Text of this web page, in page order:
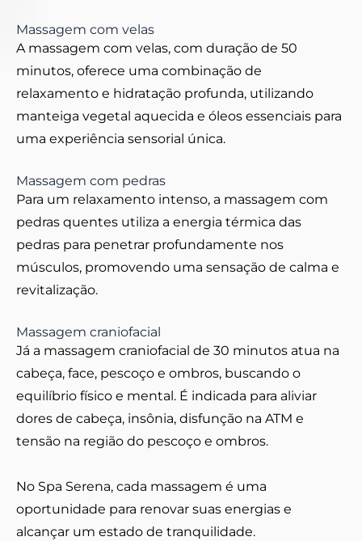
Massagem com velas
A massagem com velas, com duração de 50
minutos, oferece uma combinação de
relaxamento e hidratação profunda, utilizando
manteiga vegetal aquecida e óleos essenciais para
uma experiência sensorial única.
Massagem com pedras
Para um relaxamento intenso, a massagem com
pedras quentes utiliza a energia térmica das
pedras para penetrar profundamente nos
músculos, promovendo uma sensação de calma e
revitalização.
Massagem craniofacial
Já a massagem craniofacial de 30 minutos atua na
cabeça, face, pescoço e ombros, buscando o
equilíbrio físico e mental. É indicada para aliviar
dores de cabeça, insônia, disfunção na ATM e
tensão na região do pescoço e ombros.
No Spa Serena, cada massagem é uma
oportunidade para renovar suas energias e
alcançar um estado de tranquilidade.